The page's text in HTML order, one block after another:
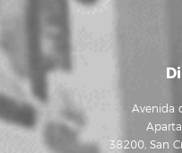
Avenida
38200, San